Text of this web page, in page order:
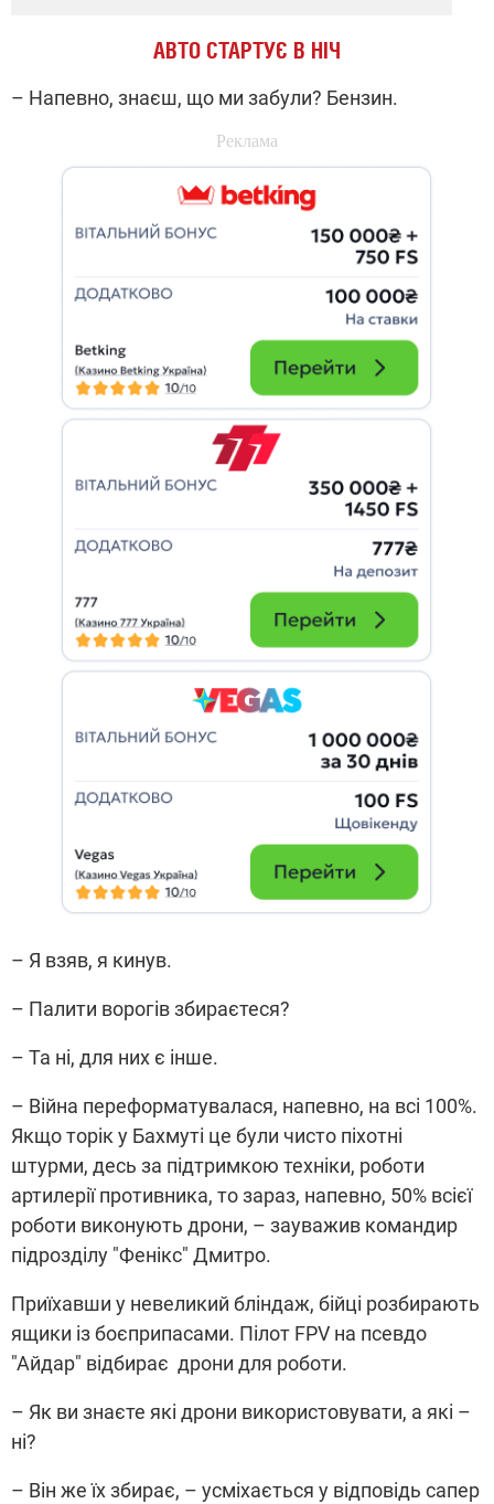
АВТО СТАРТУЄ В НІЧ
– Напевно, знаєш, що ми забули? Бензин.
– Я взяв, я кинув.
– Палити ворогів збираєтеся?
– Та ні, для них є інше.
– Війна переформатувалася, напевно, на всі 100%.
Якщо торік у Бахмуті це були чисто піхотні
штурми, десь за підтримкою техніки, роботи
артилерії противника, то зараз, напевно, 50% всієї
роботи виконують дрони, – зауважив командир
підрозділу "Фенікс" Дмитро.
Приїхавши у невеликий бліндаж, бійці розбирають
ящики із боєприпасами. Пілот FPV на псевдо
"Айдар" відбирає дрони для роботи.
– Як ви знаєте які дрони використовувати, а які –
ні?
– Він же їх збирає, – усміхається у відповідь сапер